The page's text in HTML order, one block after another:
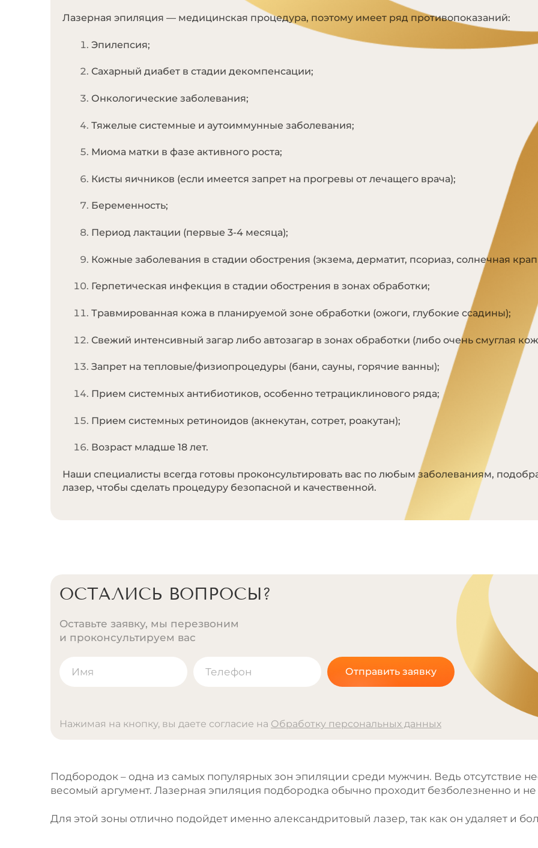
Лазерная эпиляция — медицинская процедура, поэтому имеет ряд противопоказаний:
Эпилепсия;
Сахарный диабет в стадии декомпенсации;
Онкологические заболевания;
Тяжелые системные и аутоиммунные заболевания;
Миома матки в фазе активного роста;
Кисты яичников (если имеется запрет на прогревы от лечащего врача);
Беременность;
Период лактации (первые 3-4 месяца);
Кожные заболевания в стадии обострения (экзема, дерматит, псориаз, солнечная
Герпетическая инфекция в стадии обострения в зонах обработки;
Травмированная кожа в планируемой зоне обработки (ожоги, глубокие ссадины);
Свежий интенсивный загар либо автозагар в зонах обработки (либо очень смуглая
Запрет на тепловые/физиопроцедуры (бани, сауны, горячие ванны);
Прием системных антибиотиков, особенно тетрациклинового ряда;
Прием системных ретиноидов (акнекутан, сотрет, роакутан);
Возраст младше 18 лет.
Наши специалисты всегда готовы проконсультировать вас по любым заболеваниям,
лазер, чтобы сделать процедуру безопасной и качественной.
ОСТАЛИСЬ ВОПРОСЫ?
Оставьте заявку, мы перезвоним
и проконсультируем вас
Отправить заявку
Нажимая на кнопку, вы даете согласие на Обработку персональных данных
e
r
a
Подбородок – одна из самых популярных зон эпиляции среди мужчин. Ведь отсутствие
весомый аргумент. Лазерная эпиляция подбородка обычно проходит безболезненно и не
Для этой зоны отлично подойдет именно александритовый лазер, так как он удаляет и